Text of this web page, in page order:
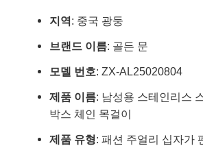
지역: 중국 광둥
브랜드 이름: 골든 문
모델 번호: ZX-AL25020804
제품 이름: 남성용 스테인리스
박스 체인 목걸이
제품 유형: 패션 주얼리 십자가